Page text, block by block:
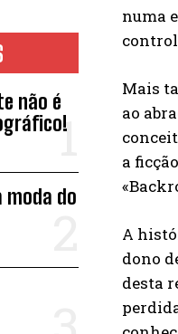
não é
moda do
numa
Mais
ao
a
A
dono
desta